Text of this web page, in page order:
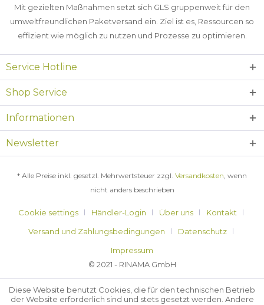
Mit gezielten Maßnahmen setzt sich GLS gruppenweit für den
umweltfreundlichen Paketversand ein. Ziel ist es, Ressourcen so
effizient wie möglich zu nutzen und Prozesse zu optimieren.
Service Hotline
Shop Service
Informationen
Newsletter
* Alle Preise inkl. gesetzl. Mehrwertsteuer zzgl. Versandkosten, wenn
nicht anders beschrieben
Cookie settings Händler-Login Über uns
Kontakt
Versand und Zahlungsbedingungen
Datenschutz
Impressum
© 2021 - RINAMA GmbH
Diese Website benutzt Cookies, die für den technischen Betrieb
der Website erforderlich sind und stets gesetzt werden. Andere